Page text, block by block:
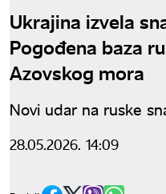
Ukrajina izvela
Pogođena baza
Azovskog mora
Novi udar na ruske
28.05.2026. 14:09